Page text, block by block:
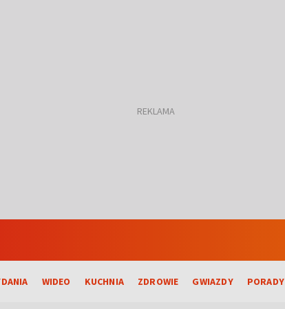
WIDEO KUCHNIA ZDROWIE GWIAZDY PORADY